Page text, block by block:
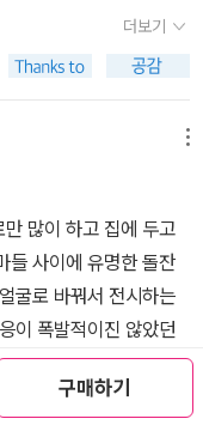
구매하기
준 동료 배우들이나 아
적으로 홍보하는 모습
좋아한다.예전에 모님
더 좋냐는 질문이 있
나름 막상막하였던 걸
영 작가의 소설이 더 좋
달았다.그래, 그 땐 그
던가. 그 후로 김금희 작
그래서 완주 책도 샀다
이다.<바깥은 여름> 소
가는 <달려라 아비> 소
정하고 있는데 장편보
Curdling 20종 박
Histories : Blood
)+한정사은품 호러블
2012년 3월 Global I
+ CD 12장) Weldon
책들도 몇 권 담아보았
한 0-2세 도서들도 찾
뎃 로제티 슈스탁 외
물창고 / 2012년 11월
. 큰 아들은 정서적으
이 역력하다. 어떻게
민들이 잠들기 전 책 읽
읽어줄까? 어른들은 대
재미없은 책을 읽어주
하고 그 시간을 기대하
상상력을 발휘할 수 있
책을 추천한다.사과가
숭아는 고학년 용이다.
같이 읽어 주고 있다.
더보기
많이 하고 집에 두고
들 사이에 유명한 돌잔
굴로 바꿔서 전시하는
이 폭발적이진 않았던
내가 사게 되진 않았던
꼭 사야 돼!아이가 사
더보기